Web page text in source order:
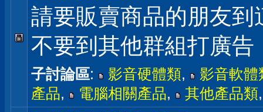
請要販賣商品的朋友到
不要到其他群組打廣告
子討論區: 影音硬體類,
影音軟體
產品, 電腦相關產品, 其他產品類